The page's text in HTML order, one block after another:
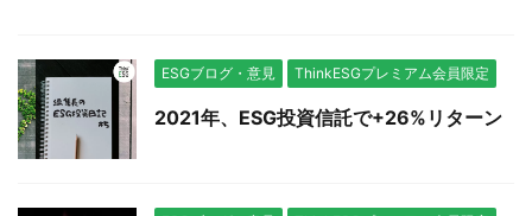
ESGブログ・意見 ThinkESGプレミアム会員限定
2021年、ESG投資信託で+26%リターン